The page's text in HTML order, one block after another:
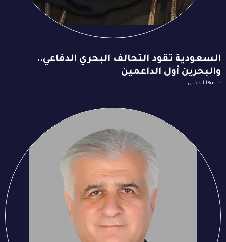
السعودية تقود التحالف البحري الدفاعي..
والبحرين أول الداعمين
د. مها الدخيل